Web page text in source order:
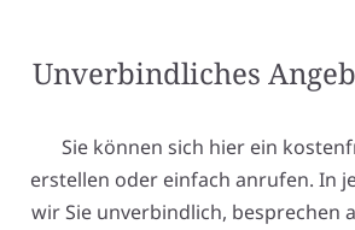
Unverbindliches
Sie können sich hier ein
erstellen oder einfach anrufen. In
wir Sie unverbindlich, besprechen